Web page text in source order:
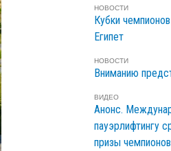
НОВОСТИ
Кубки
Египет
НОВОСТИ
Вниманию
ВИДЕО
Анонс.
пауэрлифтингу
призы